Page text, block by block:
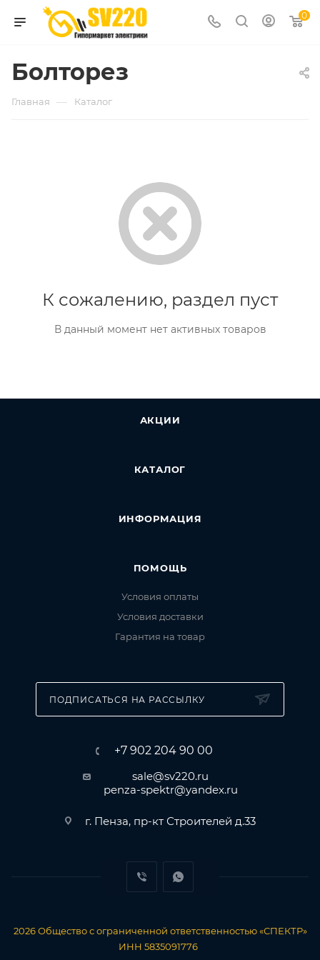
0
Болторез
Главная — Каталог
К сожалению, раздел пуст
В данный момент нет активных товаров
АКЦИИ
КАТАЛОГ
ИНФОРМАЦИЯ
ПОМОЩЬ
Условия оплаты
Условия доставки
Гарантия на товар
ПОДПИСАТЬСЯ НА РАССЫЛКУ
+7 902 204 90 00
sale@sv220.ru
penza-spektr@yandex.ru
г. Пенза, пр-кт Строителей д.33
2026 Общество с ограниченной ответственностью «СПЕКТР»
ИНН 5835091776